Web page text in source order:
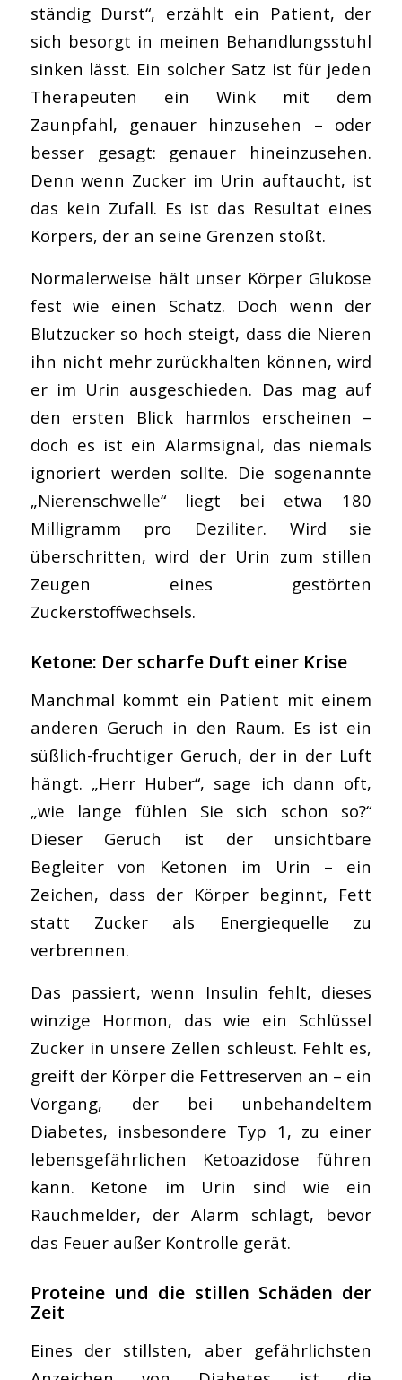
ständig Durst“, erzählt ein Patient, der
sich besorgt in meinen Behandlungsstuhl
sinken lässt. Ein solcher Satz ist für jeden
Therapeuten ein Wink mit dem
Zaunpfahl, genauer hinzusehen – oder
besser gesagt: genauer hineinzusehen.
Denn wenn Zucker im Urin auftaucht, ist
das kein Zufall. Es ist das Resultat eines
Körpers, der an seine Grenzen stößt.
Normalerweise hält unser Körper Glukose
fest wie einen Schatz. Doch wenn der
Blutzucker so hoch steigt, dass die Nieren
ihn nicht mehr zurückhalten können, wird
er im Urin ausgeschieden. Das mag auf
den ersten Blick harmlos erscheinen –
doch es ist ein Alarmsignal, das niemals
ignoriert werden sollte. Die sogenannte
„Nierenschwelle“ liegt bei etwa 180
Milligramm pro Deziliter. Wird sie
überschritten, wird der Urin zum stillen
Zeugen eines gestörten
Zuckerstoffwechsels.
Ketone: Der scharfe Duft einer Krise
Manchmal kommt ein Patient mit einem
anderen Geruch in den Raum. Es ist ein
süßlich-fruchtiger Geruch, der in der Luft
hängt. „Herr Huber“, sage ich dann oft,
„wie lange fühlen Sie sich schon so?“
Dieser Geruch ist der unsichtbare
Begleiter von Ketonen im Urin – ein
Zeichen, dass der Körper beginnt, Fett
statt Zucker als Energiequelle zu
verbrennen.
Das passiert, wenn Insulin fehlt, dieses
winzige Hormon, das wie ein Schlüssel
Zucker in unsere Zellen schleust. Fehlt es,
greift der Körper die Fettreserven an – ein
Vorgang, der bei unbehandeltem
Diabetes, insbesondere Typ 1, zu einer
lebensgefährlichen Ketoazidose führen
kann. Ketone im Urin sind wie ein
Rauchmelder, der Alarm schlägt, bevor
das Feuer außer Kontrolle gerät.
Proteine und die stillen Schäden der
Zeit
Eines der stillsten, aber gefährlichsten